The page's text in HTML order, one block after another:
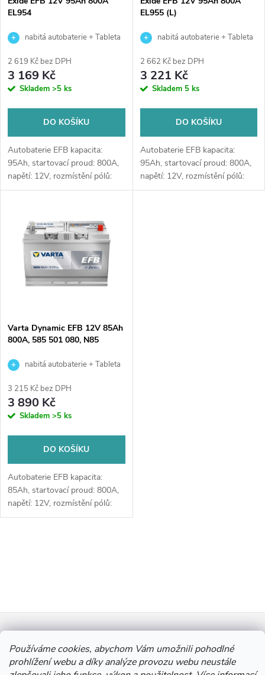
Používáme cookies, abychom Vám umožnili pohodlné
prohlížení webu a díky analýze provozu webu neustále
p
r
o
d
u
k
t
p
r
o
d
u
k
EL954
nabitá autobaterie + Tableta
výkup staré baterie při doručení
nebo v prodejně Jinočany
2 619 Kč bez DPH
3 169 Kč
Skladem >5 ks
DO KOŠÍKU
Autobaterie EFB kapacita:
95Ah, startovací proud: 800A,
napětí: 12V, rozmístění pólů:
pravá, rozměry: 306 x 173 x
EL955 (L)
nabitá autobaterie + Tableta
výkup staré baterie při doručení
nebo v prodejně Jinočany
2 662 Kč bez DPH
3 221 Kč
Skladem 5 ks
DO KOŠÍKU
Autobaterie EFB kapacita:
95Ah, startovací proud: 800A,
napětí: 12V, rozmístění pólů:
pravá, rozměry: 306 x 173 x
Varta Dynamic EFB 12V 85Ah
800A, 585 501 080, N85
nabitá autobaterie + Tableta
výkup staré baterie při doručení
nebo v prodejně Jinočany
3 215 Kč bez DPH
3 890 Kč
Skladem >5 ks
DO KOŠÍKU
Autobaterie EFB kapacita:
85Ah, startovací proud: 800A,
napětí: 12V, rozmístění pólů:
pravá, rozměry: 306 x 173 x
á
d
Z
á